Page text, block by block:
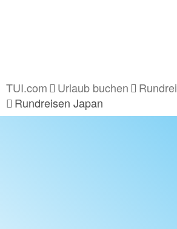
TUI.com Urlaub buchen
Rundreisen Japan